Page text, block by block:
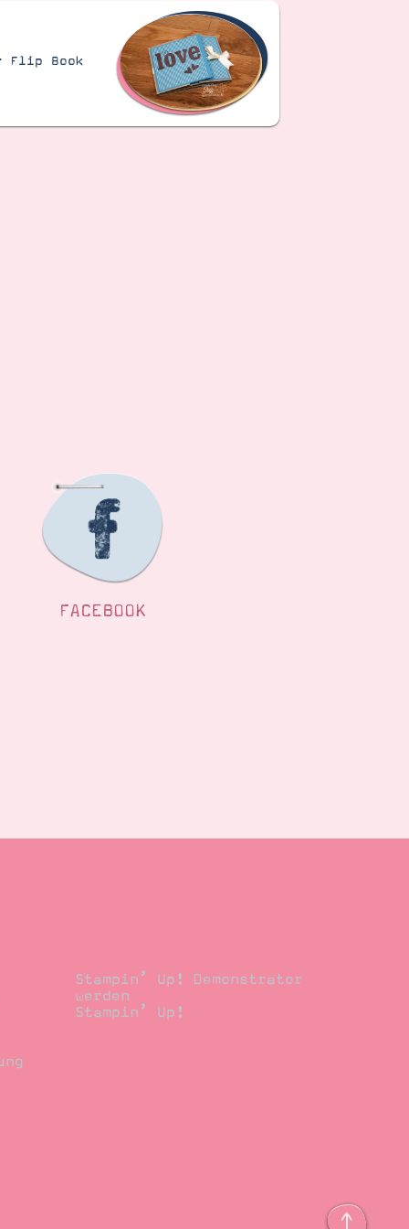
Flip Book
FACEBOOK
Stampin’ Up! Demonstrator
werden
Stampin’ Up!